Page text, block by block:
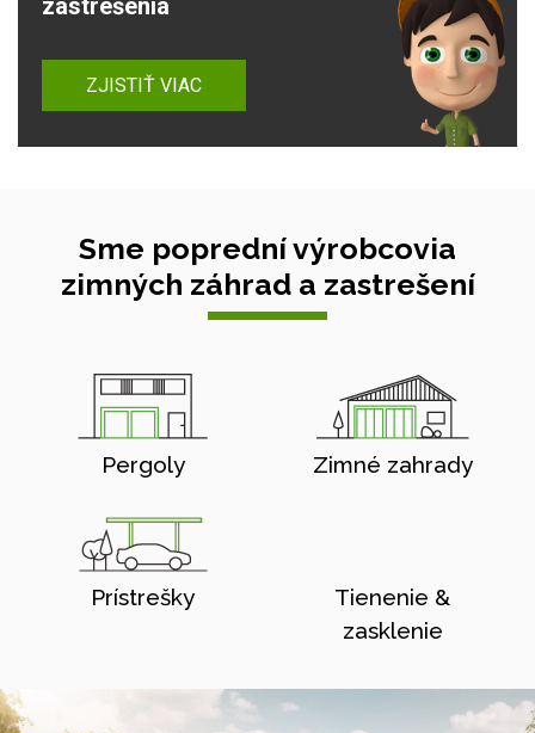
zastrešenia
ZJISTIŤ VIAC
Sme poprední výrobcovia
zimných záhrad a zastrešení
Pergoly Zimné zahrady
Prístrešky
Tienenie &
zasklenie